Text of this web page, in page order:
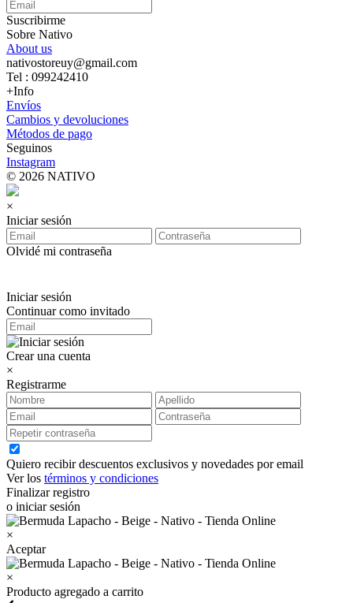
Suscribirme
Sobre Nativo
About us
nativostoreuy@gmail.com
Tel : 099242410
+Info
Envíos
Cambios y devoluciones
Métodos de pago
Seguinos
Instagram
© 2026 NATIVO
×
Iniciar sesión
Olvidé mi contraseña
Iniciar sesión
Continuar como invitado
Crear una cuenta
×
Registrarme
Quiero recibir descuentos exclusivos y novedades por email
Ver los términos y condiciones
Finalizar registro
o iniciar sesión
×
Aceptar
×
Producto agregado a carrito